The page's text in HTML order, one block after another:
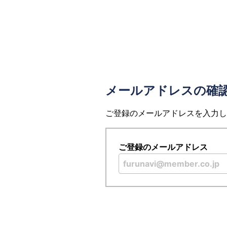
メールアドレスの確
ご登録のメールアドレスを入力
ご登録のメールアドレス